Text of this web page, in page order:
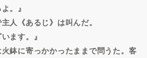
。』
人《あるじ》は叫んだ。
ます。』
鉢に寄っかかったままで問うた。客